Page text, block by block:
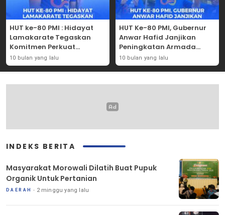
HUT ke-80 PMI : Hidayat
Lamakarate Tegaskan
Komitmen Perkuat
Solidaritas Kemanusiaan
10 bulan yang lalu
HUT Ke-80 PMI, Gubernur
Anwar Hafid Janjikan
Peningkatan Armada
Mobil Donor Darah
10 bulan yang lalu
INDEKS BERITA
Masyarakat Morowali Dilatih Buat Pupuk
Organik Untuk Pertanian
DAERAH 2 minggu yang lalu